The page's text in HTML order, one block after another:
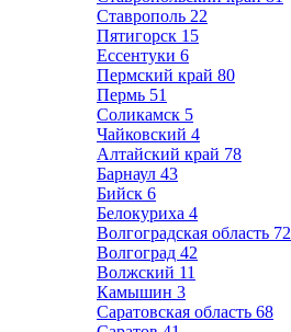
Ставрополь 22
Пятигорск 15
Ессентуки 6
Пермский край 80
Пермь 51
Соликамск 5
Чайковский 4
Алтайский край 78
Барнаул 43
Бийск 6
Белокуриха 4
Волгоградская область 72
Волгоград 42
Волжский 11
Камышин 3
Саратовская область 68